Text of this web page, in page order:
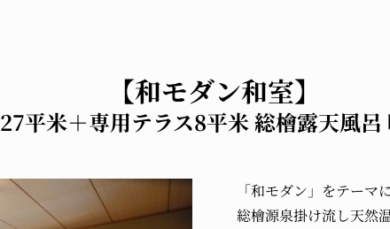
【和モダン和室】
27平米＋専用テラス8平米 総檜露天風呂
「和モダン」をテーマ
総檜源泉掛け流し天然